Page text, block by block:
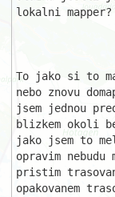
lokalni mapper?
To jako si to
nebo znovu
jsem jednou
blizkem okoli
jako jsem to
opravim nebudu
pristim
opakovanem